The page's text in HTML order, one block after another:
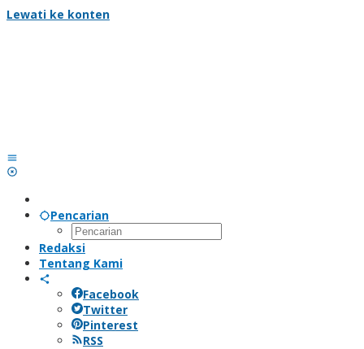
Lewati ke konten
Pencarian
Redaksi
Tentang Kami
Facebook
Twitter
Pinterest
RSS